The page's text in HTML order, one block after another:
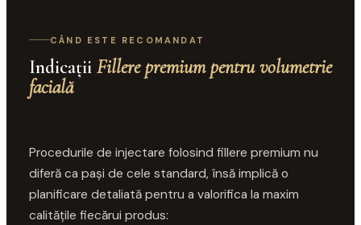
CÂND ESTE RECOMANDAT
Indicații Fillere premium pentru volumetrie
facială
Procedurile de injectare folosind fillere premium nu
diferă ca pași de cele standard, însă implică o
planificare detaliată pentru a valorifica la maxim
calitățile fiecărui produs: